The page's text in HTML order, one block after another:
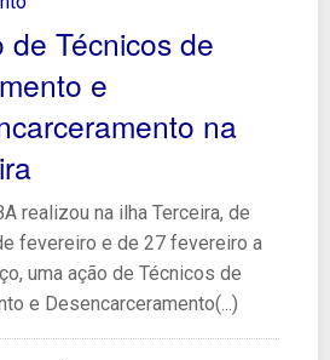
de Técnicos de
e
na
realizou na ilha Terceira, de
fevereiro e de 27 fevereiro a
uma ação de Técnicos de
e Desencarceramento(...)